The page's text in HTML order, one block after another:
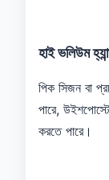
হাই ভলিউম
পিক সিজন বা
পারে,
করতে পারে।